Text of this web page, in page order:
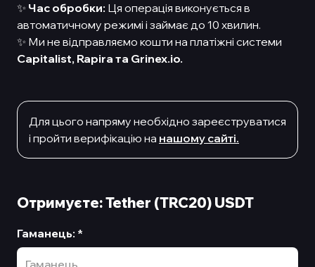
✨ Час обробки: Ця операція виконується в
автоматичному режимі і займає до 10 хвилин.
✨ Ми не відправляємо кошти на платіжні системи
Capitalist, Rapira та Grinex.io.
Для цього напряму необхiдно зареєструватися
i пройти верифiкацiю на нашому сайтi.
Отримуєте: Tether (TRC20) USDT
Гаманець: *